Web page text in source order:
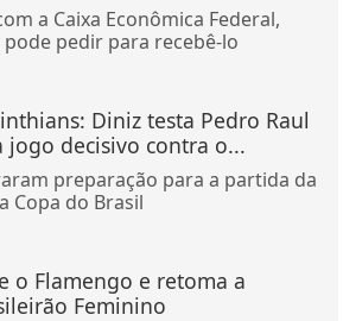
a Caixa Econômica Federal,
pedir para recebê-lo
Diniz testa Pedro Raul
decisivo contra o...
preparação para a partida da
Copa do Brasil
o Flamengo e retoma a
Feminino